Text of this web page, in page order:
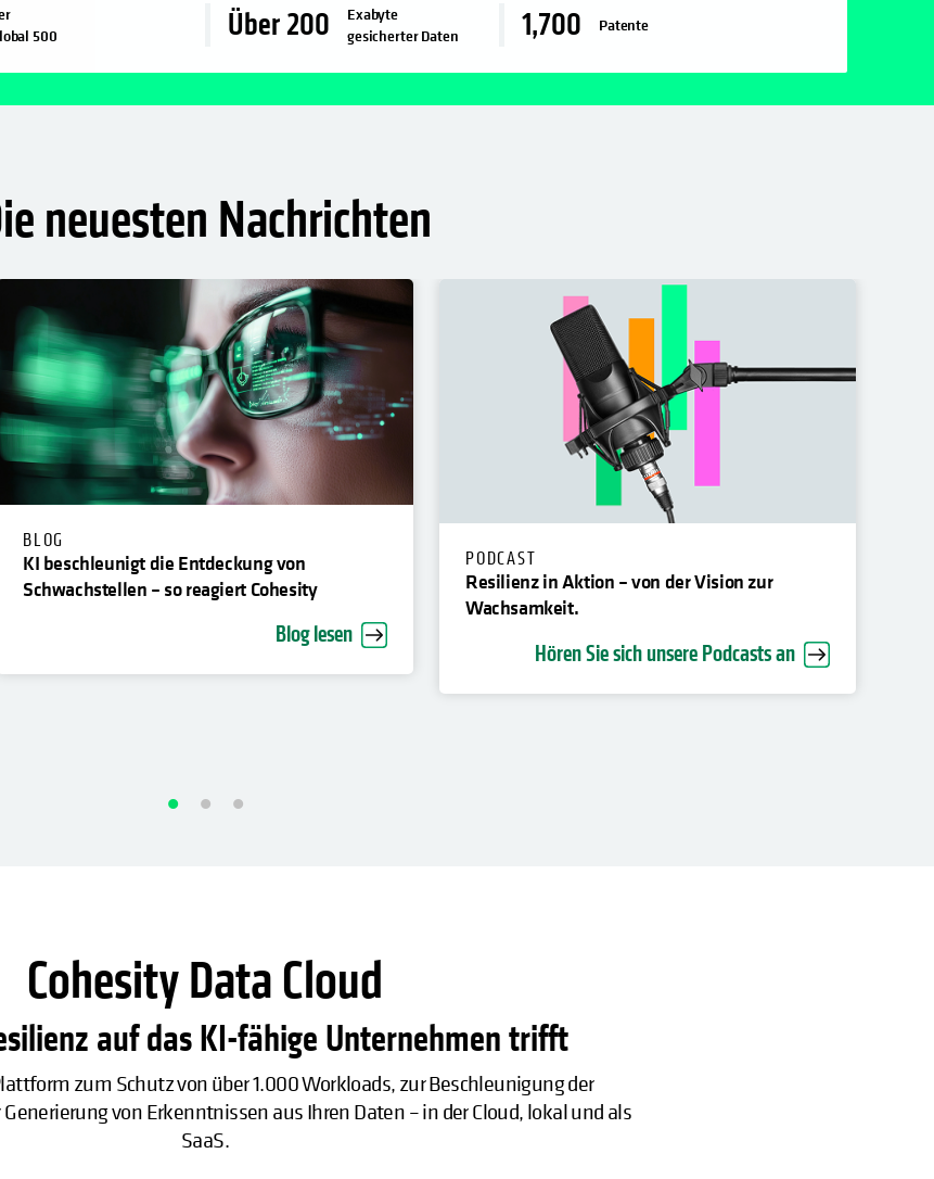
500
Über200
Exabyte
gesicherter Daten
1,700 Patente
neuesten Nachrichten
BLOG
KI beschleunigt die Entdeckung von
Schwachstellen – so reagiert Cohesity
Blog lesen
PODCAST
Resilienz in Aktion – von der Vision zur
Wachsamkeit.
Hören Sie sich unsere Podcasts an
Cohesity Data Cloud
auf das KI-fähige Unternehmen trifft
zum Schutz von über 1.000 Workloads, zur Beschleunigung der
von Erkenntnissen aus Ihren Daten – in der Cloud, lokal und als
SaaS.